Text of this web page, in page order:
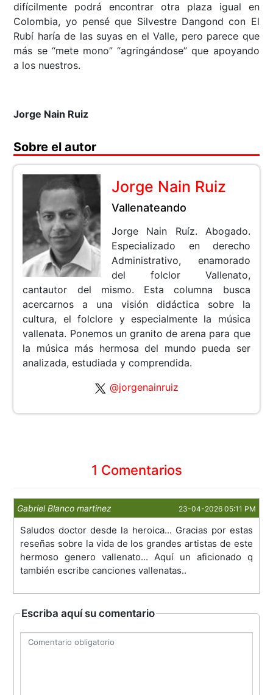
difícilmente podrá encontrar otra plaza igual en
Colombia, yo pensé que Silvestre Dangond con El
Rubí haría de las suyas en el Valle, pero parece que
más se “mete mono” “agringándose” que apoyando
a los nuestros.
Jorge Nain Ruiz
Sobre el autor
Jorge Nain Ruiz
Vallenateando
Jorge Nain Ruíz. Abogado.
Especializado en derecho
Administrativo, enamorado
del folclor Vallenato,
cantautor del mismo. Esta columna busca
acercarnos a una visión didáctica sobre la
cultura, el folclore y especialmente la música
vallenata. Ponemos un granito de arena para que
la música más hermosa del mundo pueda ser
analizada, estudiada y comprendida.
@jorgenainruiz
1 Comentarios
Gabriel Blanco martinez 23-04-2026 05:11 PM
Saludos doctor desde la heroica... Gracias por estas
reseñas sobre la vida de los grandes artistas de este
hermoso genero vallenato... Aquí un aficionado q
también escribe canciones vallenatas..
Escriba aquí su comentario